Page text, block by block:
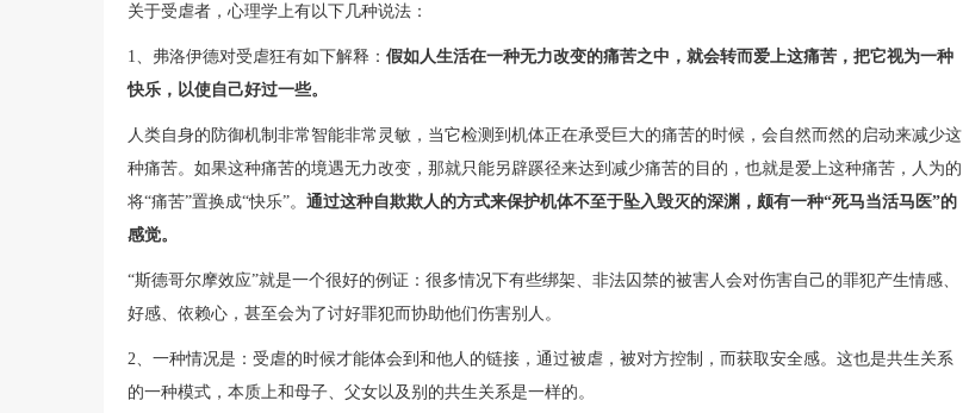
关于受虐者，心理学上有以下几种说法：
1、弗洛伊德对受虐狂有如下解释： 假如人生活在一种无力改变的痛苦之中，就会转而爱上这痛苦，把它视为一种
快乐，以使自己好过一些。
人类自身的防御机制非常智能非常灵敏，当它检测到机体正在承受巨大的痛苦的时候，会自然而然的启动来减少这
种痛苦。如果这种痛苦的境遇无力改变，那就只能另辟蹊径来达到减少痛苦的目的，也就是爱上这种痛苦，人为的
将“痛苦”置换成“快乐”。 通过这种自欺欺人的方式来保护机体不至于坠入毁灭的深渊，颇有一种“死马当活马医”的
感觉。
“斯德哥尔摩效应”就是一个很好的例证：很多情况下有些绑架、非法囚禁的被害人会对伤害自己的罪犯产生情感、
好感、依赖心，甚至会为了讨好罪犯而协助他们伤害别人。
2、一种情况是：受虐的时候才能体会到和他人的链接，通过被虐，被对方控制，而获取安全感。这也是共生关系
的一种模式，本质上和母子、父女以及别的共生关系是一样的。